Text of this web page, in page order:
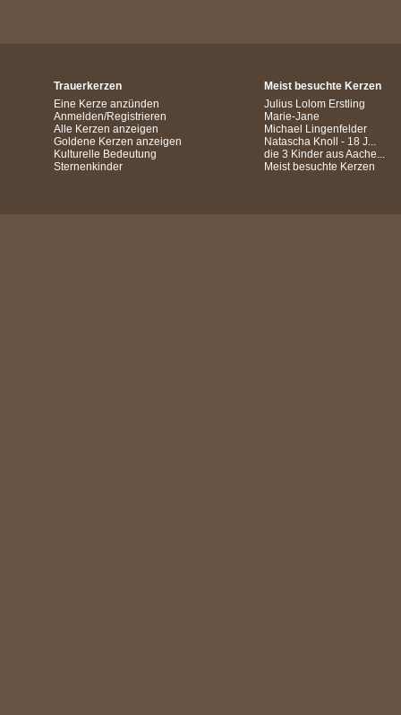
Trauerkerzen
Eine Kerze anzünden
Anmelden/Registrieren
Alle Kerzen anzeigen
Goldene Kerzen anzeigen
Kulturelle Bedeutung
Sternenkinder
Meist besuchte Kerzen
Julius Lolom Erstling
Marie-Jane
Michael Lingenfelder
Natascha Knoll - 18 J...
die 3 Kinder aus Aache...
Meist besuchte Kerzen